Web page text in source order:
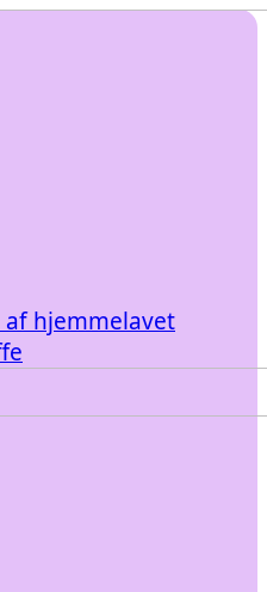
hjemmelavet